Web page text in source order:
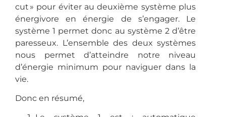
cut » pour éviter au deuxième système plus
énergivore en énergie de s’engager. Le
système 1 permet donc au système 2 d’être
paresseux. L’ensemble des deux systèmes
nous permet d’atteindre notre niveau
d’énergie minimum pour naviguer dans la
vie.
Donc en résumé,